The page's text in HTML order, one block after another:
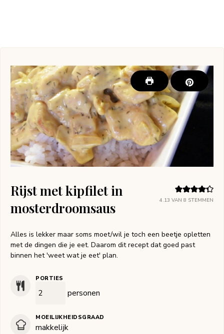
4.13 VAN 8 STEMMEN
Rijst met kipfilet in
mosterdroomsaus
Alles is lekker maar soms moet/wil je toch een beetje opletten
met de dingen die je eet. Daarom dit recept dat goed past
binnen het 'weet wat je eet' plan.
PORTIES
personen
MOEILIJKHEIDSGRAAD
makkelijk